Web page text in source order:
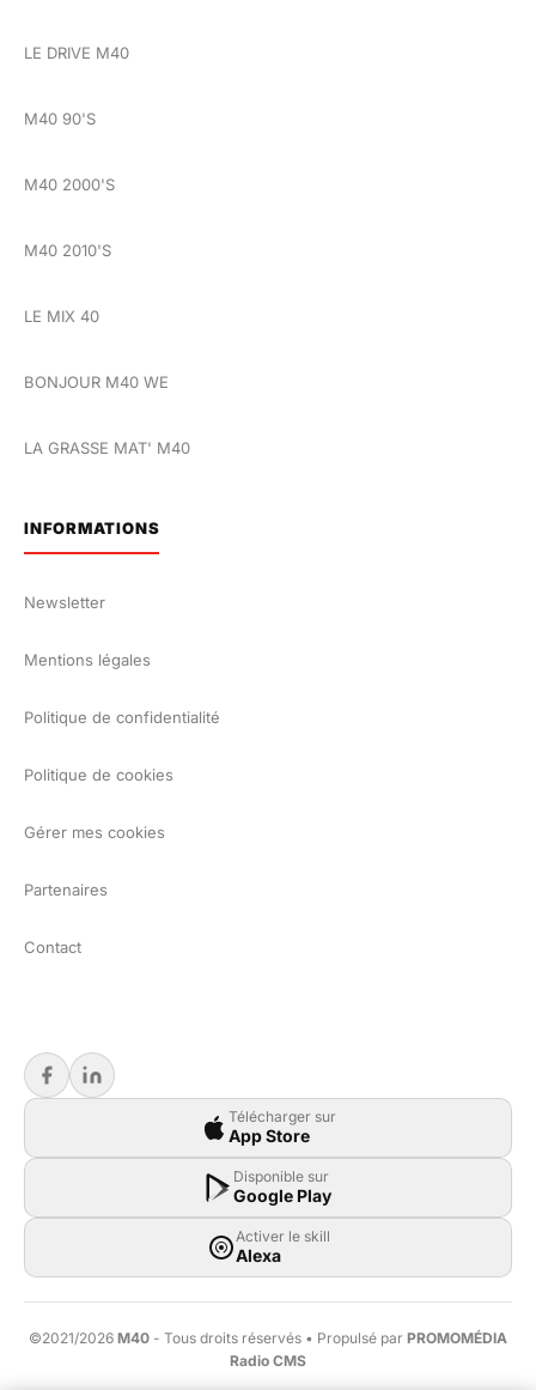
LE DRIVE M40
M40 90'S
M40 2000'S
M40 2010'S
LE MIX 40
BONJOUR M40 WE
LA GRASSE MAT' M40
INFORMATIONS
Newsletter
Mentions légales
Politique de confidentialité
Politique de cookies
Gérer mes cookies
Partenaires
Contact
Télécharger sur
App Store
Disponible sur
Google Play
Activer le skill
Alexa
©2021/2026 M40 - Tous droits réservés • Propulsé par PROMOMÉDIA
Radio CMS